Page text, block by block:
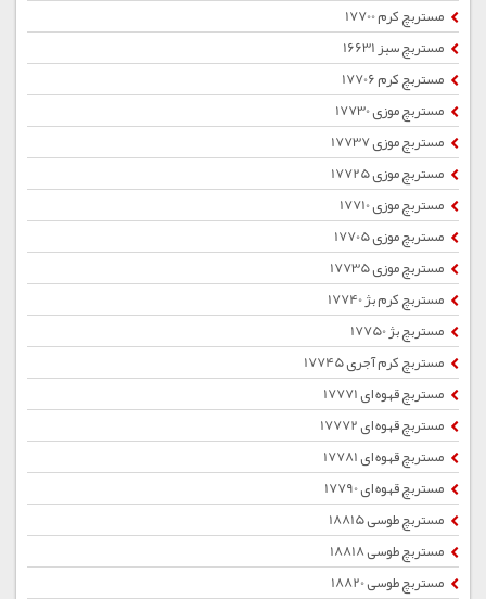
مستربچ کرم 17700
مستربچ سبز 16631
مستربچ کرم 17706
مستربچ موزی 17730
مستربچ موزی 17737
مستربچ موزی 17725
مستربچ موزی 17710
مستربچ موزی 17705
مستربچ موزی 17735
مستربچ کرم بژ 17740
مستربچ بژ 17750
مستربچ کرم آجری 17745
مستربچ قهوه ای 17771
مستربچ قهوه ای 17772
مستربچ قهوه ای 17781
مستربچ قهوه ای 17790
مستربچ طوسی 18815
مستربچ طوسی 18818
مستربچ طوسی 18820